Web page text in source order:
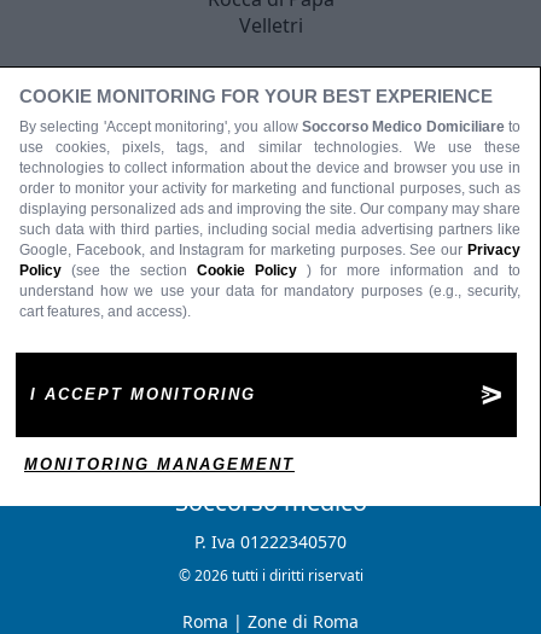
Velletri
Soccorso medico
P. Iva 01222340570
© 2026 tutti i diritti riservati
Roma | Zone di Roma
COOKIE MONITORING FOR YOUR BEST EXPERIENCE
By selecting 'Accept monitoring', you allow Soccorso Medico Domiciliare to
use cookies, pixels, tags, and similar technologies. We use these
technologies to collect information about the device and browser you use in
order to monitor your activity for marketing and functional purposes, such as
displaying personalized ads and improving the site. Our company may share
such data with third parties, including social media advertising partners like
Google, Facebook, and Instagram for marketing purposes. See our Privacy
Policy (see the section Cookie Policy
) for more information and to
understand how we use your data for mandatory purposes (e.g., security,
cart features, and access).
I ACCEPT MONITORING
MONITORING MANAGEMENT